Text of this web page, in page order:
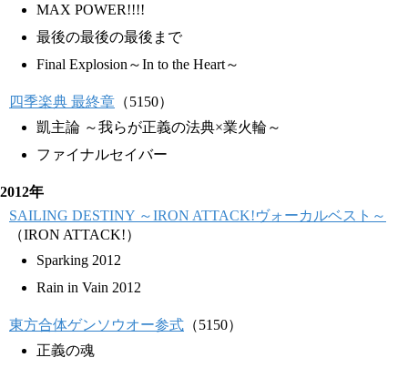
MAX POWER!!!!
最後の最後の最後まで
Final Explosion～In to the Heart～
四季楽典 最終章 （5150）
凱主論 ～我らが正義の法典×業火輪～
ファイナルセイバー
2012年
SAILING DESTINY ～IRON ATTACK!ヴォーカルベスト～
（IRON ATTACK!）
Sparking 2012
Rain in Vain 2012
東方合体ゲンソウオー参式 （5150）
正義の魂